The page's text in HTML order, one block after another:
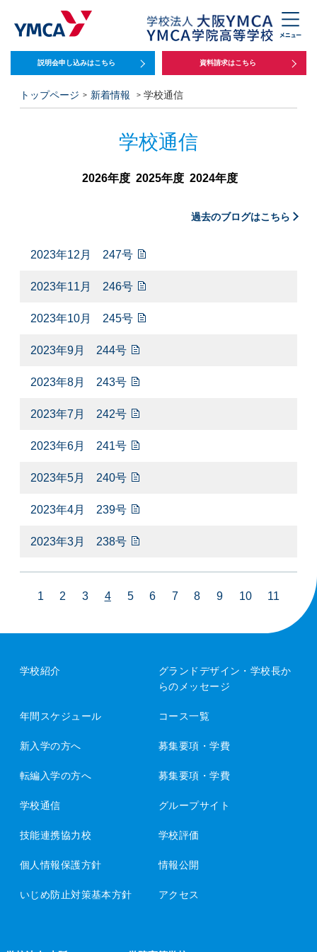
説明会申し込みはこちら 資料請求はこちら
トップページ 新着情報 学校通信
学校通信
2026年度 2025年度 2024年度
過去のブログはこちら
2023年12月 247号
2023年11月 246号
2023年10月 245号
2023年9月 244号
2023年8月 243号
2023年7月 242号
2023年6月 241号
2023年5月 240号
2023年4月 239号
2023年3月 238号
1 2 3 4 5 6 7 8 9 10 11
学校紹介 グランドデザイン・ 学校長か
らのメッセージ
年間スケジュール コース一覧
新入学の方へ 募集要項・学費
転編入学の方へ 募集要項・学費
学校通信 グループサイト
技能連携協力校 学校評価
個人情報保護方針 情報公開
いじめ防止対策基本方針 アクセス